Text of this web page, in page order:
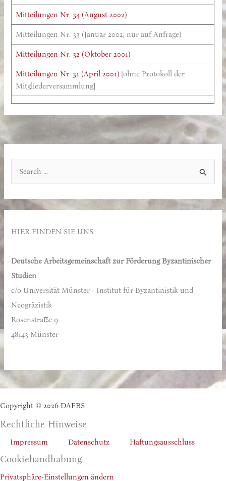
Mitteilungen Nr. 34 (August 2002)
Mitteilungen Nr. 33 (Januar 2002; nur auf Anfrage)
Mitteilungen Nr. 32 (Oktober 2001)
Mitteilungen Nr. 31 (April 2001)[ohne Protokoll der
Mitgliederversammlung]
h
HIER FINDEN SIE UNS
Deutsche Arbeitsgemeinschaft zur Förderung Byzantinischer
Studien
c/o Universität Münster - Institut für Byzantinistik und
Neogräzistik
Rosenstraße 9
48143 Münster
Copyright © 2026 DAFBS
Rechtliche Hinweise
Impressum Datenschutz Haftungsausschluss
Cookiehandhabung
Privatsphäre-Einstellungen ändern